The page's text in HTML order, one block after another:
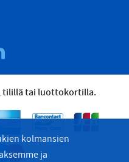
tilillä tai luottokortilla.
kolmansien
ja